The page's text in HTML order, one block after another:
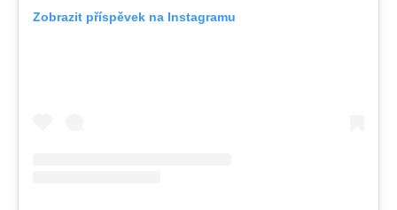
Zobrazit příspěvek na Instagramu